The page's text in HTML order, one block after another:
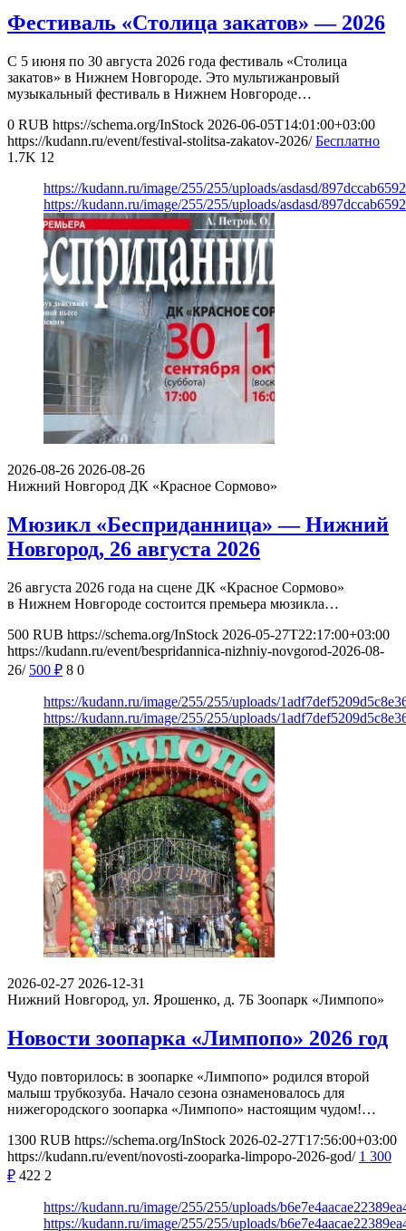
Фестиваль «Столица закатов» — 2026
С 5 июня по 30 августа 2026 года фестиваль «Столица
закатов» в Нижнем Новгороде. Это мультижанровый
музыкальный фестиваль в Нижнем Новгороде…
0 RUB https://schema.org/InStock 2026-06-05T14:01:00+03:00
https://kudann.ru/event/festival-stolitsa-zakatov-2026/ Бесплатно
1.7K 12
https://kudann.ru/image/255/255/uploads/asdasd/
https://kudann.ru/image/255/255/uploads/asdasd/
2026-08-26 2026-08-26
Нижний Новгород ДК «Красное Сормово»
Мюзикл «Бесприданница» — Нижний
Новгород, 26 августа 2026
26 августа 2026 года на сцене ДК «Красное Сормово»
в Нижнем Новгороде состоится премьера мюзикла…
500 RUB https://schema.org/InStock 2026-05-27T22:17:00+03:00
https://kudann.ru/event/bespridannica-nizhniy-novgorod-2026-08-
26/ 500 ₽ 8 0
https://kudann.ru/image/255/255/uploads/
https://kudann.ru/image/255/255/uploads/
2026-02-27 2026-12-31
Нижний Новгород, ул. Ярошенко, д. 7Б Зоопарк «Лимпопо»
Новости зоопарка «Лимпопо» 2026 год
Чудо повторилось: в зоопарке «Лимпопо» родился второй
малыш трубкозуба. Начало сезона ознаменовалось для
нижегородского зоопарка «Лимпопо» настоящим чудом!…
1300 RUB https://schema.org/InStock 2026-02-27T17:56:00+03:00
https://kudann.ru/event/novosti-zooparka-limpopo-2026-god/ 1 300
₽ 422 2
https://kudann.ru/image/255/255/uploads/
https://kudann.ru/image/255/255/uploads/